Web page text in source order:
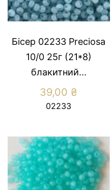
Бісер 02233 Preсiosa
10/0 25г (21*8)
блакитний...
39,00 ₴
02233